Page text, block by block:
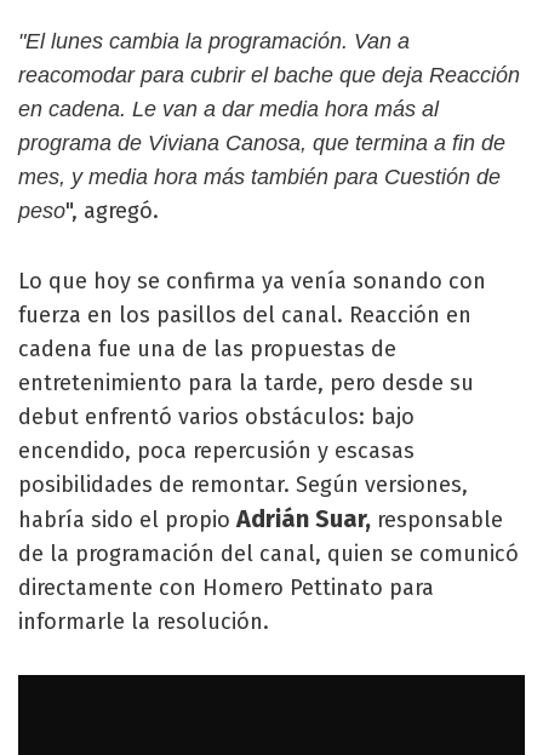
"El lunes cambia la programación. Van a
reacomodar para cubrir el bache que deja Reacción
en cadena. Le van a dar media hora más al
programa de Viviana Canosa, que termina a fin de
mes, y media hora más también para Cuestión de
peso", agregó.
Lo que hoy se confirma ya venía sonando con
fuerza en los pasillos del canal. Reacción en
cadena fue una de las propuestas de
entretenimiento para la tarde, pero desde su
debut enfrentó varios obstáculos: bajo
encendido, poca repercusión y escasas
posibilidades de remontar. Según versiones,
habría sido el propio Adrián Suar, responsable
de la programación del canal, quien se comunicó
directamente con Homero Pettinato para
informarle la resolución.